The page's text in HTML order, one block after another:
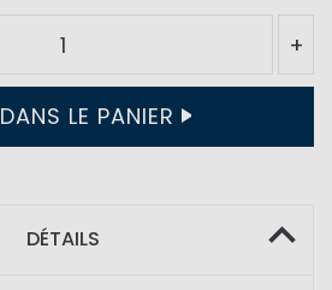
+
DANS LE PANIER
DÉTAILS